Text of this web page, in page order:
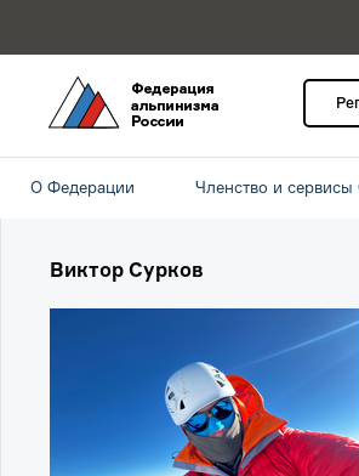
О Федерации Членство и
Виктор Сурков